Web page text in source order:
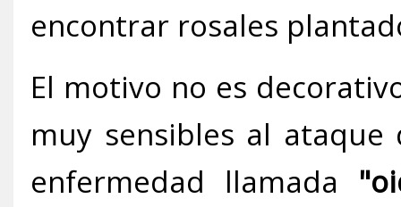
encontrar rosales
El motivo no es
muy sensibles al
enfermedad llamada